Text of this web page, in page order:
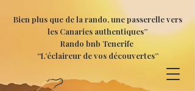
Bien plus que de la rando, une passerelle vers
les Canaries authentiques”
Rando bnb Tenerife
“L’éclaireur de vos découvertes”